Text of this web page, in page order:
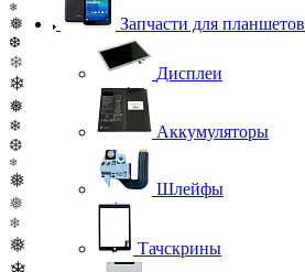
❄
❅
❆
❄
❄
❅
❄
❆
❄
❅
❅
❄
❅
Запчасти для планшетов
Дисплеи
Аккумуляторы
Шлейфы
Тачскрины